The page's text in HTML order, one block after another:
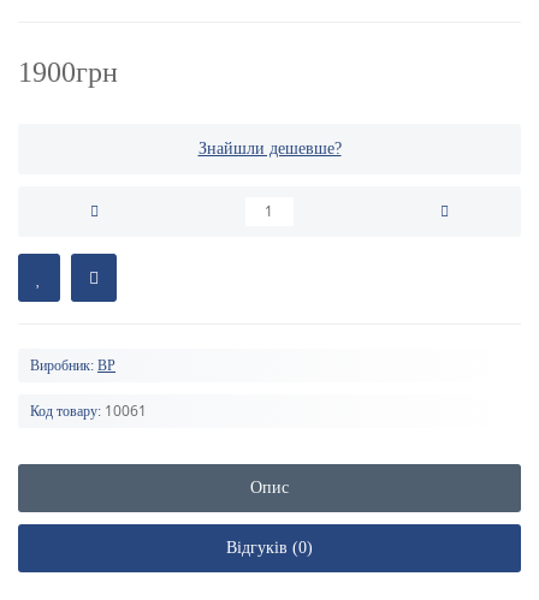
1900грн
Знайшли дешевше?
Виробник: BP
Код товару: 10061
Опис
Відгуків (0)